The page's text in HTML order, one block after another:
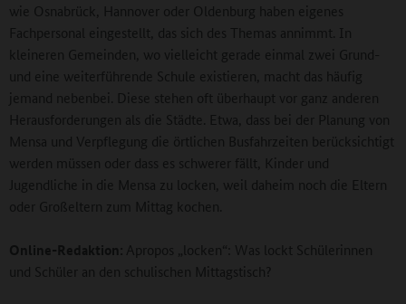
wie Osnabrück, Hannover oder Oldenburg haben eigenes
Fachpersonal eingestellt, das sich des Themas annimmt. In
kleineren Gemeinden, wo vielleicht gerade einmal zwei Grund-
und eine weiterführende Schule existieren, macht das häufig
jemand nebenbei. Diese stehen oft überhaupt vor ganz anderen
Herausforderungen als die Städte. Etwa, dass bei der Planung von
Mensa und Verpflegung die örtlichen Busfahrzeiten berücksichtigt
werden müssen oder dass es schwerer fällt, Kinder und
Jugendliche in die Mensa zu locken, weil daheim noch die Eltern
oder Großeltern zum Mittag kochen.
Online-Redaktion: Apropos „locken“: Was lockt Schülerinnen
und Schüler an den schulischen Mittagstisch?